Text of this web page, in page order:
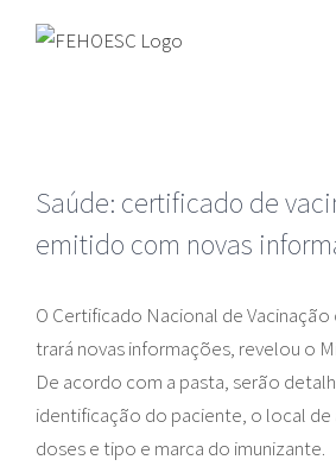
Saúde: certificado de
emitido com novas
O Certificado Nacional de
trará novas informações, revelou o
De acordo com a pasta, serão
identificação do paciente, o local de
doses e tipo e marca do imunizante.